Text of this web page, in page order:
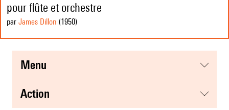
pour flûte et orchestre
par James Dillon (1950)
menu
action